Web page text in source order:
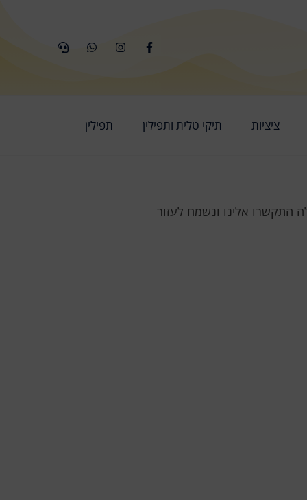
ציציות תיקי טלית ותפילין תפילין
התקשרו אלינו ונשמח לעזור